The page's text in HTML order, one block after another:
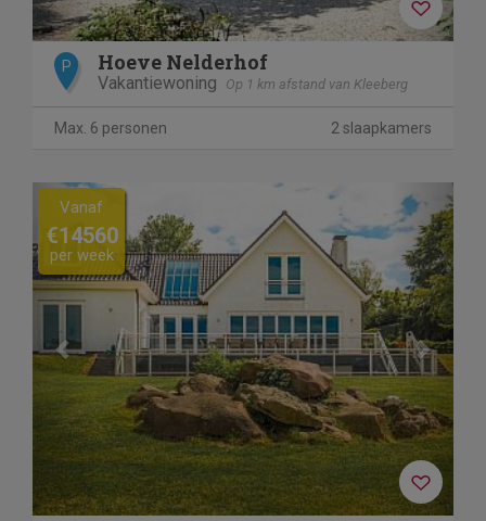
P Hoeve Nelderhof
Vakantiewoning Op 1 km afstand van Kleeberg
Max. 6 personen 2 slaapkamers
Previous Next
Vanaf
€14560
per week